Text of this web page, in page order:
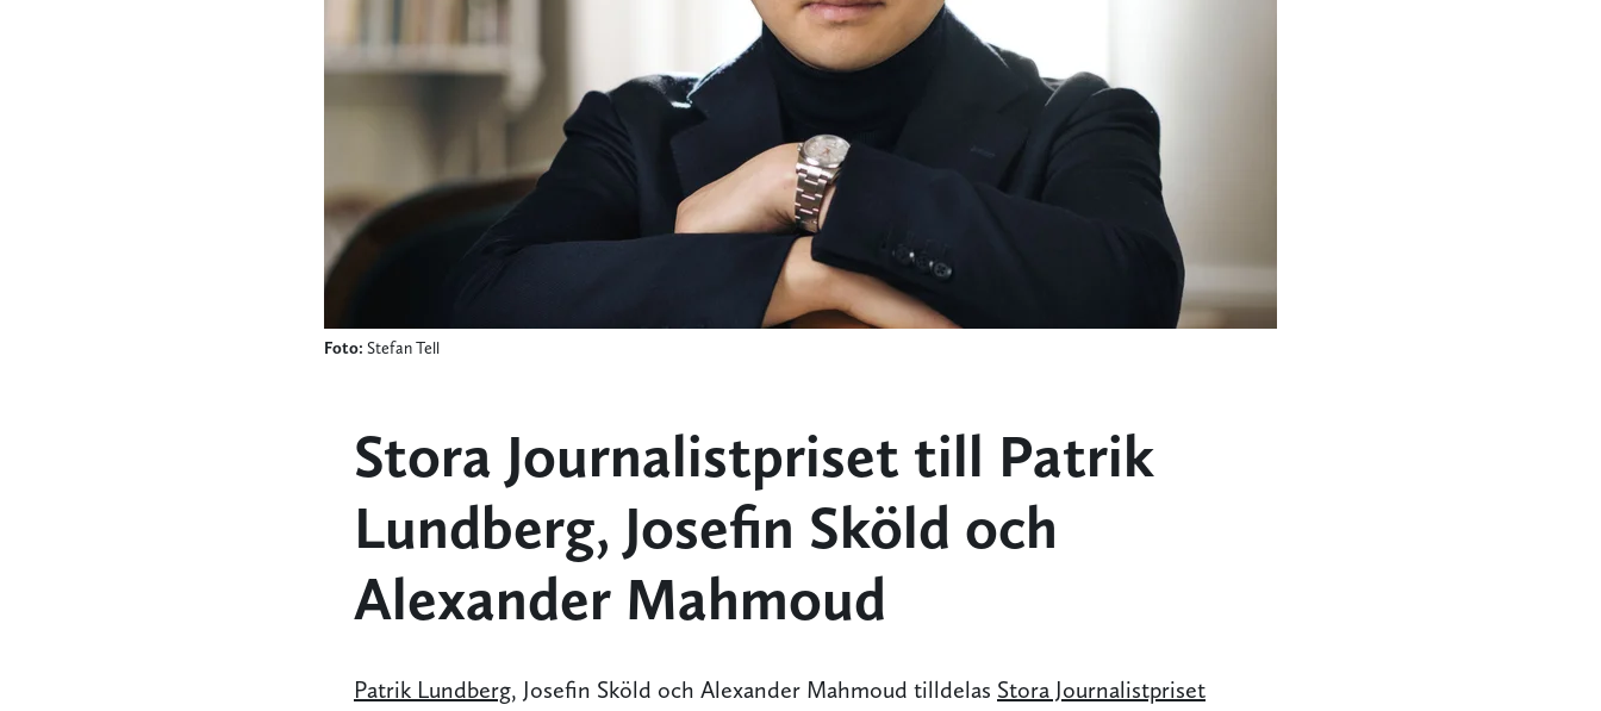
Foto: Stefan Tell
Stora Journalistpriset till Patrik
Lundberg, Josefin Sköld och
Alexander Mahmoud
Patrik Lundberg, Josefin Sköld och Alexander Mahmoud tilldelas Stora Journalistpriset